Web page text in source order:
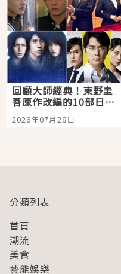
回顧大師經典！東野圭
吾原作改編的10部日本
影視作品推薦
2026年07月28日
分類列表
首頁
潮流
美食
藝能娛樂